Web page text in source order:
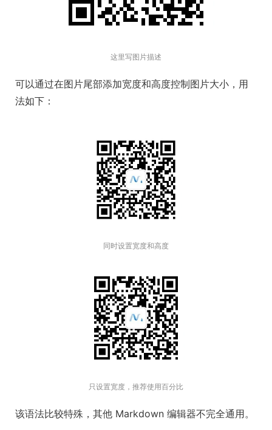
这里写图片描述
可以通过在图片尾部添加宽度和高度控制图片大小，用
法如下：
同时设置宽度和高度
只设置宽度，推荐使用百分比
该语法比较特殊，其他 Markdown 编辑器不完全通用。